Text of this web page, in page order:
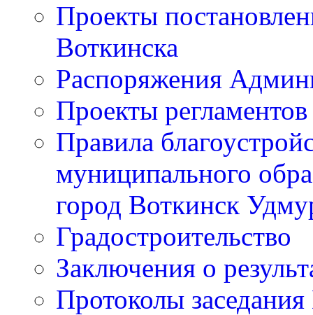
Проекты
Воткинска
Распоряжения
Проекты
Правила
муниципального
город Воткинск
Градостроительство
Заключения о
Протоколы